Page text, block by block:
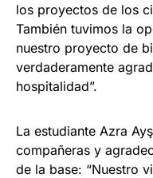
los proyectos de los
También tuvimos la
nuestro proyecto de
verdaderamente
hospitalidad”.
La estudiante Azra
compañeras y
de la base: “Nuestro